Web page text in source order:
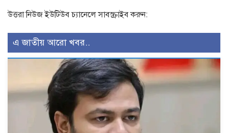
উত্তরা নিউজ ইউটিউব চ্যানেলে সাবস্ক্রাইব করুন:
এ জাতীয় আরো খবর..